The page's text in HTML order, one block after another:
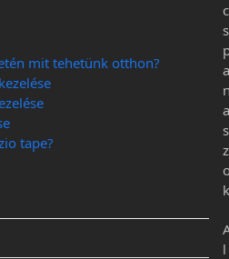
mit tehetünk otthon?
tape?
c
s
a
a
s
z
k
l